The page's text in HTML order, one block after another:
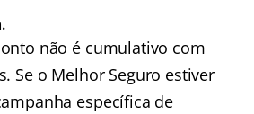
não é cumulativo com
Se o Melhor Seguro estiver
específica de